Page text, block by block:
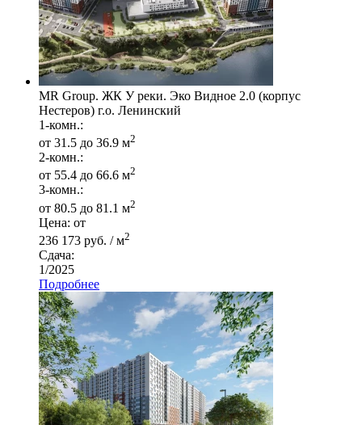
MR Group. ЖК У реки. Эко Видное 2.0 (корпус
Нестеров) г.о. Ленинский
1-комн.:
от 31.5 до 36.9 м2
2-комн.:
от 55.4 до 66.6 м2
3-комн.:
от 80.5 до 81.1 м2
Цена: от
236 173 руб. / м2
Сдача:
1/2025
Подробнее